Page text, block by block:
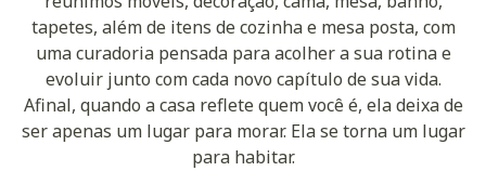
tapetes, além de itens de cozinha e mesa posta, com
uma curadoria pensada para acolher a sua rotina e
evoluir junto com cada novo capítulo de sua vida.
Afinal, quando a casa reflete quem você é, ela deixa de
ser apenas um lugar para morar. Ela se torna um lugar
para habitar.